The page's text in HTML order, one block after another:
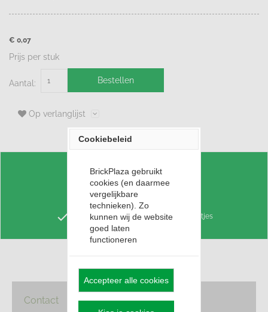
€ 0,07
Prijs per stuk
Aantal: Bestellen
Op verlanglijst
check Voordelig LEGO Huren
check Punten sparen voor korting
check Keuze uit 3,4 miljoen losse LEGO steentjes
Contact
Cookiebeleid
BrickPlaza gebruikt
cookies (en daarmee
vergelijkbare
technieken). Zo
kunnen wij de website
goed laten
functioneren
Accepteer alle cookies